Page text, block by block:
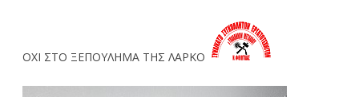
ΟΧΙ ΣΤΟ ΞΕΠΟΥΛΗΜΑ ΤΗΣ ΛΑΡΚΟ